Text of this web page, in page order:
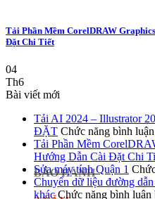
BẢO HÀNH
Tải Phần Mềm CorelDRAW
Đặt Chi Tiết
04
Th6
Bài viết mới
Tải AI 2024 – Illustrator
ĐẶT Chức năng bình
Tải Phần Mềm
Hướng Dẫn Cài Đặt Chi
Sửa máy tính Quận 1
Chuyển dữ liệu đường
khác Chức năng bình luận